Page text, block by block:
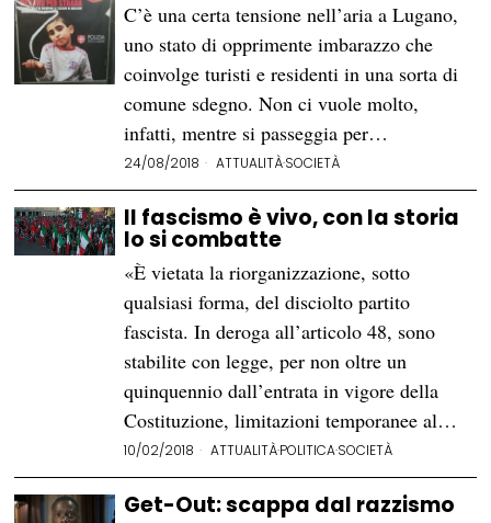
C’è una certa tensione nell’aria a Lugano,
uno stato di opprimente imbarazzo che
coinvolge turisti e residenti in una sorta di
comune sdegno. Non ci vuole molto,
infatti, mentre si passeggia per…
24/08/2018 ATTUALITÀ·SOCIETÀ
Il fascismo è vivo, con la storia
lo si combatte
«È vietata la riorganizzazione, sotto
qualsiasi forma, del disciolto partito
fascista. In deroga all’articolo 48, sono
stabilite con legge, per non oltre un
quinquennio dall’entrata in vigore della
Costituzione, limitazioni temporanee al…
10/02/2018 ATTUALITÀ·POLITICA·SOCIETÀ
Get-Out: scappa dal razzismo